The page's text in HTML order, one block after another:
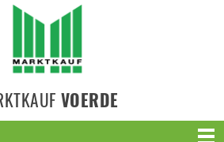
VOERDE